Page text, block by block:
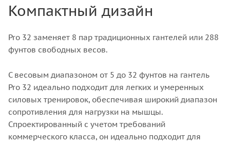
Компактный дизайн
Pro 32 заменяет 8 пар традиционных гантелей или 288
фунтов свободных весов.
С весовым диапазоном от 5 до 32 фунтов на гантель
Pro 32 идеально подходит для легких и умеренных
силовых тренировок, обеспечивая широкий диапазон
сопротивления для нагрузки на мышцы.
Спроектированный с учетом требований
коммерческого класса, он идеально подходит для